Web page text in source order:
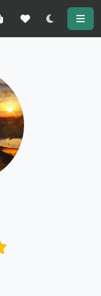
Darkmode